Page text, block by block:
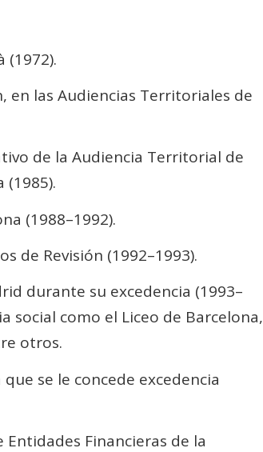
(1972).
las Audiencias Territoriales de
de la Audiencia Territorial de
(1988–1992).
de Revisión (1992–1993).
durante su excedencia (1993–
social como el Liceo de Barcelona,
otros.
se le concede excedencia
Financieras de la